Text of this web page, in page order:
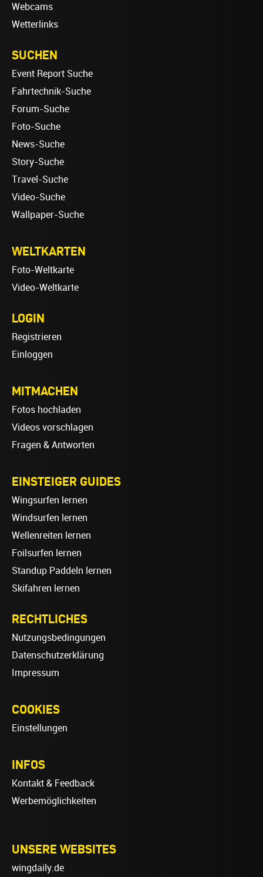
Webcams
Wetterlinks
SUCHEN
Event Report Suche
Fahrtechnik-Suche
Forum-Suche
Foto-Suche
News-Suche
Story-Suche
Travel-Suche
Video-Suche
Wallpaper-Suche
WELTKARTEN
Foto-Weltkarte
Video-Weltkarte
LOGIN
Registrieren
Einloggen
MITMACHEN
Fotos hochladen
Videos vorschlagen
Fragen & Antworten
EINSTEIGER GUIDES
Wingsurfen lernen
Windsurfen lernen
Wellenreiten lernen
Foilsurfen lernen
Standup Paddeln lernen
Skifahren lernen
RECHTLICHES
Nutzungsbedingungen
Datenschutzerklärung
Impressum
COOKIES
Einstellungen
INFOS
Kontakt & Feedback
Werbemöglichkeiten
UNSERE WEBSITES
wingdaily.de